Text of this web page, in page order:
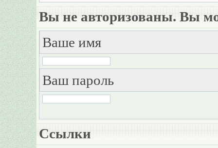
Вы не авторизованы. Вы
Ваше имя
Ваш пароль
Ссылки